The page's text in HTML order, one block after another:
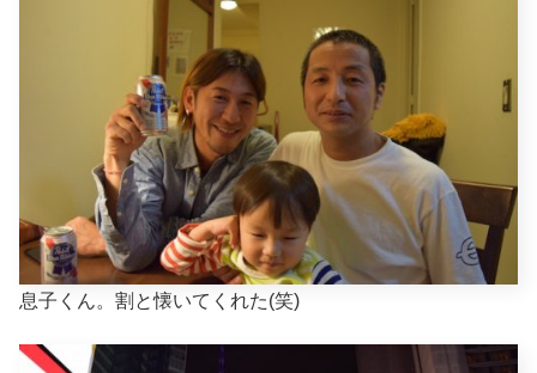
息子くん。割と懐いてくれた(笑)